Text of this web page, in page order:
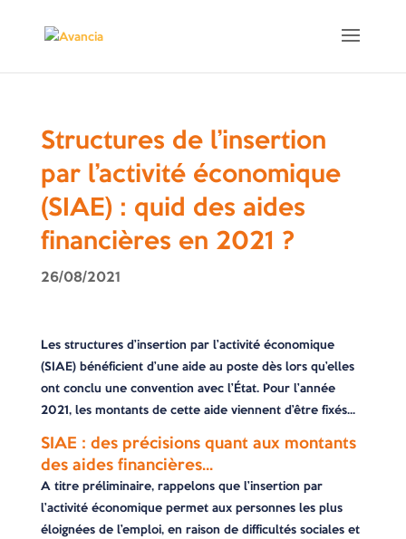
Structures de l’insertion
par l’activité économique
(SIAE) : quid des aides
financières en 2021 ?
26/08/2021
Les structures d’insertion par l’activité économique
(SIAE) bénéficient d’une aide au poste dès lors qu’elles
ont conclu une convention avec l’État. Pour l’année
2021, les montants de cette aide viennent d’être fixés…
SIAE : des précisions quant aux montants
des aides financières…
A titre préliminaire, rappelons que l’insertion par
l’activité économique permet aux personnes les plus
éloignées de l’emploi, en raison de difficultés sociales et